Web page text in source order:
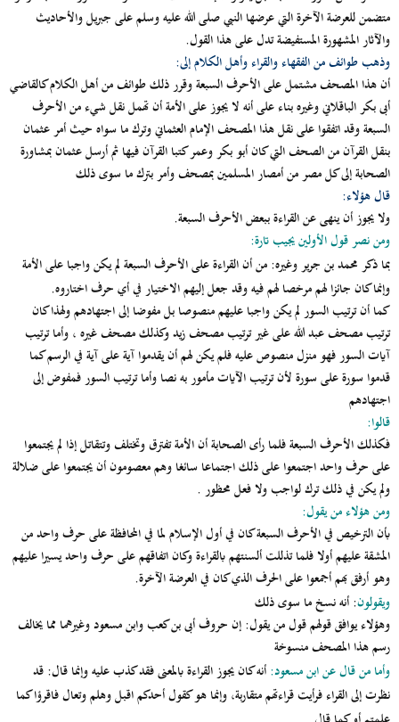
متضمن للعرضة الآخرة التي عرضها النبي صلى الله عليه وسلم على جبريل والأحاديث
والآثار المشهورة المستفيضة تدل على هذا القول.
وذهب طوائف من الفقهاء والقراء وأهل الكلام إلى:
أن هذا المصحف مشتمل على الأحرف السبعة وقرر ذلك طوائف من أهل الكلام كالقاضي
أبى بكر الباقلاني وغيره بناء على أنه لا يجوز على الأمة أن تهمل نقل شيء من الأحرف
السبعة وقد اتفقوا على نقل هذا المصحف الإمام العثماني وترك ما سواه حيث أمر عثمان
بنقل القرآن من الصحف التي كان أبو بكر وعمر كتبا القرآن فيها ثم أرسل عثمان بمشاورة
الصحابة إلى كل مصر من أمصار المسلمين بمصحف وأمر بترك ما سوى ذلك
قال هؤلاء:
ولا يجوز أن ينهى عن القراءة ببعض الأحرف السبعة.
ومن نصر قول الأولين يجيب تارة:
بما ذكر محمد بن جرير وغيره: من أن القراءة على الأحرف السبعة لم يكن واجبا على الأمة
وإنما كان جائزا لهم مرخصا لهم فيه وقد جعل إليهم الاختيار في أي حرف اختاروه.
كما أن ترتيب السور لم يكن واجبا عليهم منصوصا بل مفوضا إلى اجتهادهم ولهذا كان
ترتيب مصحف عبد الله على غير ترتيب مصحف زيد وكذلك مصحف غيره ، وأما ترتيب
آيات السور فهو منزل منصوص عليه فلم يكن لهم أن يقدموا آية على آية في الرسم كما
قدموا سورة على سورة لأن ترتيب الآيات مأمور به نصا وأما ترتيب السور فمفوض إلى
اجتهادهم
قالوا:
فكذلك الأحرف السبعة فلما رأى الصحابة أن الأمة تفترق وتختلف وتتقاتل إذا لم يجتمعوا
على حرف واحد اجتمعوا على ذلك اجتماعا سائغا وهم معصومون أن يجتمعوا على ضلالة
ولم يكن في ذلك ترك لواجب ولا فعل محظور .
ومن هؤلاء من يقول:
بأن الترخيص في الأحرف السبعة كان في أول الإسلام لما في المحافظة على حرف واحد من
المشقة عليهم أولا فلما تذللت ألسنتهم بالقراءة وكان اتفاقهم على حرف واحد يسيرا عليهم
وهو أرفق بهم أجمعوا على الحرف الذي كان في العرضة الآخرة.
ويقولون: أنه نسخ ما سوى ذلك
وهؤلاء يوافق قولهم قول من يقول: إن حروف أبى بن كعب وابن مسعود وغيرهما مما يخالف
رسم هذا المصحف منسوخة
وأما من قال عن ابن مسعود:أنه كان يجوز القراءة بالمعنى فقد كذب عليه وإنما قال: قد
نظرت إلى القراء فرأيت قراءتهم متقاربة، وإنما هو كقول أحدكم اقبل وهلم وتعال فاقرؤا كما